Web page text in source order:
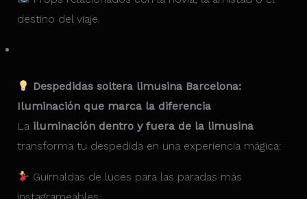
destino del viaje.
Despedidas soltera limusina Barcelona:
Iluminación que marca la diferencia
La iluminación dentro y fuera de la limusina
transforma tu despedida en una experiencia mágica:
Guirnaldas de luces para las paradas más